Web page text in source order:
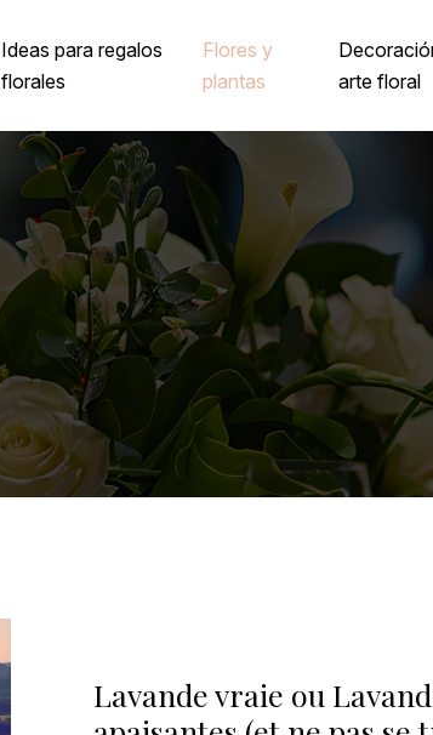
Ideas para regalos
florales
Flores y
plantas
arte floral
Lavande vraie ou